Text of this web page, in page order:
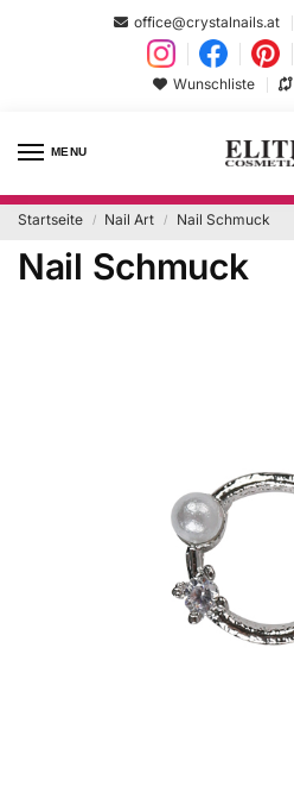
office@crystalnails.at
Wunschliste
MENU
Startseite / Nail Art / Nail Schmuck
Nail Schmuck